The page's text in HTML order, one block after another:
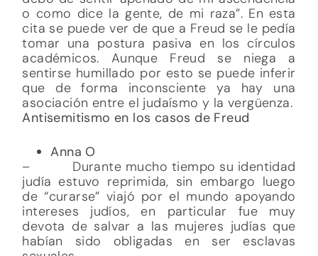
o como dice la gente, de mi raza”. En esta
cita se puede ver de que a Freud se le pedía
tomar una postura pasiva en los círculos
académicos. Aunque Freud se niega a
sentirse humillado por esto se puede inferir
que de forma inconsciente ya hay una
asociación entre el judaísmo y la vergüenza.
Antisemitismo en los casos de Freud
Anna O
– Durante mucho tiempo su identidad
judía estuvo reprimida, sin embargo luego
de “curarse” viajó por el mundo apoyando
intereses judíos, en particular fue muy
devota de salvar a las mujeres judías que
habían sido obligadas en ser esclavas